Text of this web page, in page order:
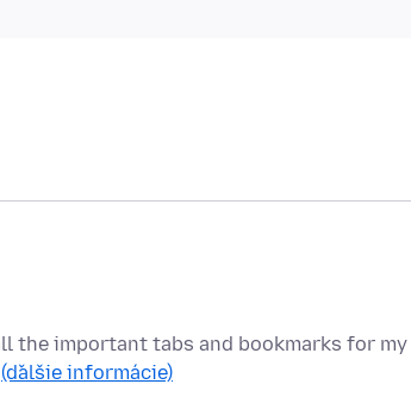
the important tabs and bookmarks for my
(ďalšie informácie)